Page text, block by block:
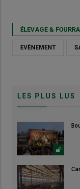
ÉLEVAGE &
EVÈNEMENT
LES PLUS LUS